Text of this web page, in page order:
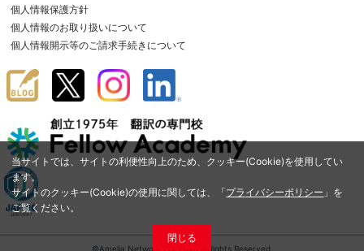
当サイトでは、サイトの利便性向上のため、クッキー(Cookie)を使用してい
ます。
サイトのクッキー(Cookie)の使用に関しては、「プライバシーポリシー 」を
ご覧ください。
閉じる
個人情報保護方針
個人情報のお取り扱いについて
個人情報開示等のご請求手続きについて
©Amelia Network Co.,Ltd. All Rights Reserved.